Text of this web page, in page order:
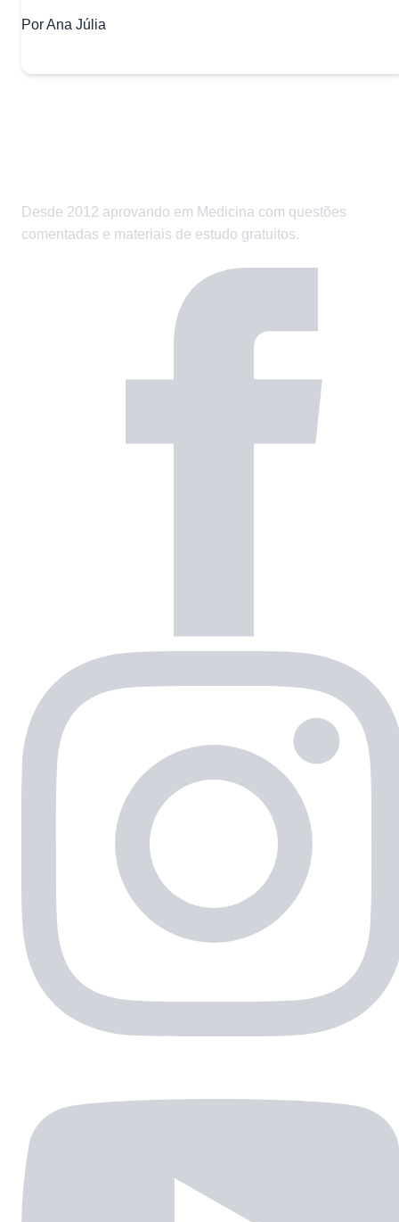
Por Ana Júlia
Desde 2012 aprovando em Medicina com questões
comentadas e materiais de estudo gratuitos.